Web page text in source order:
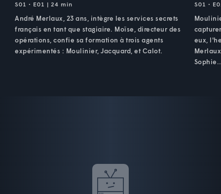
S01 • E01 | 24 min
André Merlaux, 23 ans, intègre les services secrets
français en tant que stagiaire. Moïse, directeur des
opérations, confie sa formation à trois agents
expérimentés : Moulinier, Jacquard, et Calot.
S01 •
eux,